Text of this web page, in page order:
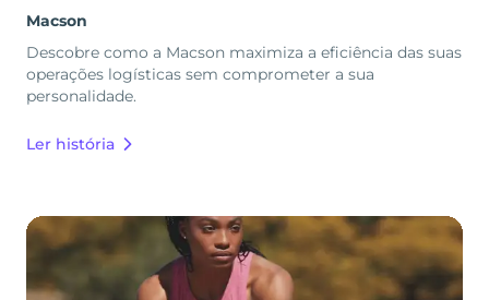
Macson
Descobre como a Macson maximiza a eficiência das suas
operações logísticas sem comprometer a sua
personalidade.
Ler história